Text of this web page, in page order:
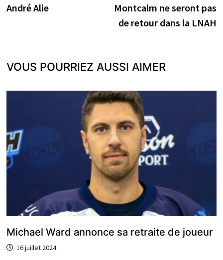
André Alie
Montcalm ne seront pas
de retour dans la LNAH
VOUS POURRIEZ AUSSI AIMER
Michael Ward annonce sa retraite de joueur
16 juillet 2024